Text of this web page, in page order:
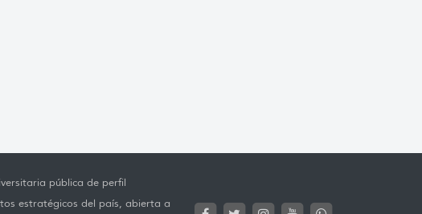
pública de perfil
estratégicos del país, abierta a